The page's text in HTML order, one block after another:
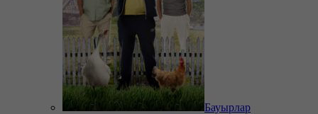
Бауырлар